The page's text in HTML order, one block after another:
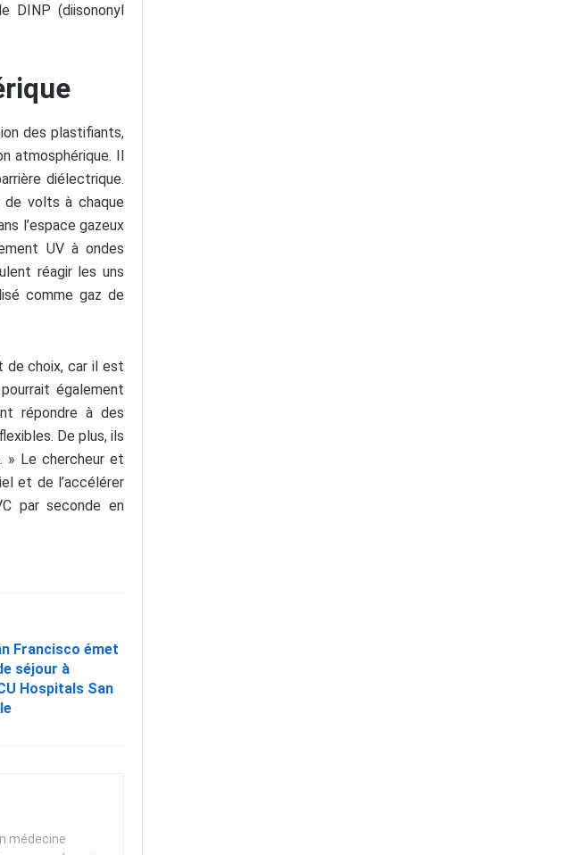
DINP (diisononyl
des plastifiants,
atmosphérique. Il
diélectrique.
de volts à chaque
l’espace gazeux
UV à ondes
réagir les uns
comme gaz de
de choix, car il est
également
répondre à des
De plus, ils
» Le chercheur et
et de l’accélérer
par seconde en
Francisco émet
séjour à
Hospitals San
médecine